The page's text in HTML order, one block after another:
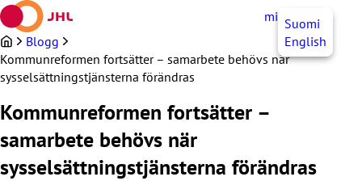
Hoppa
till
innehållet
mittJHL SV
Suomi
English
Blogg
Kommunreformen fortsätter – samarbete behövs när
sysselsättningstjänsterna förändras
Kommunreformen fortsätter –
samarbete behövs när
sysselsättningstjänsterna förändras